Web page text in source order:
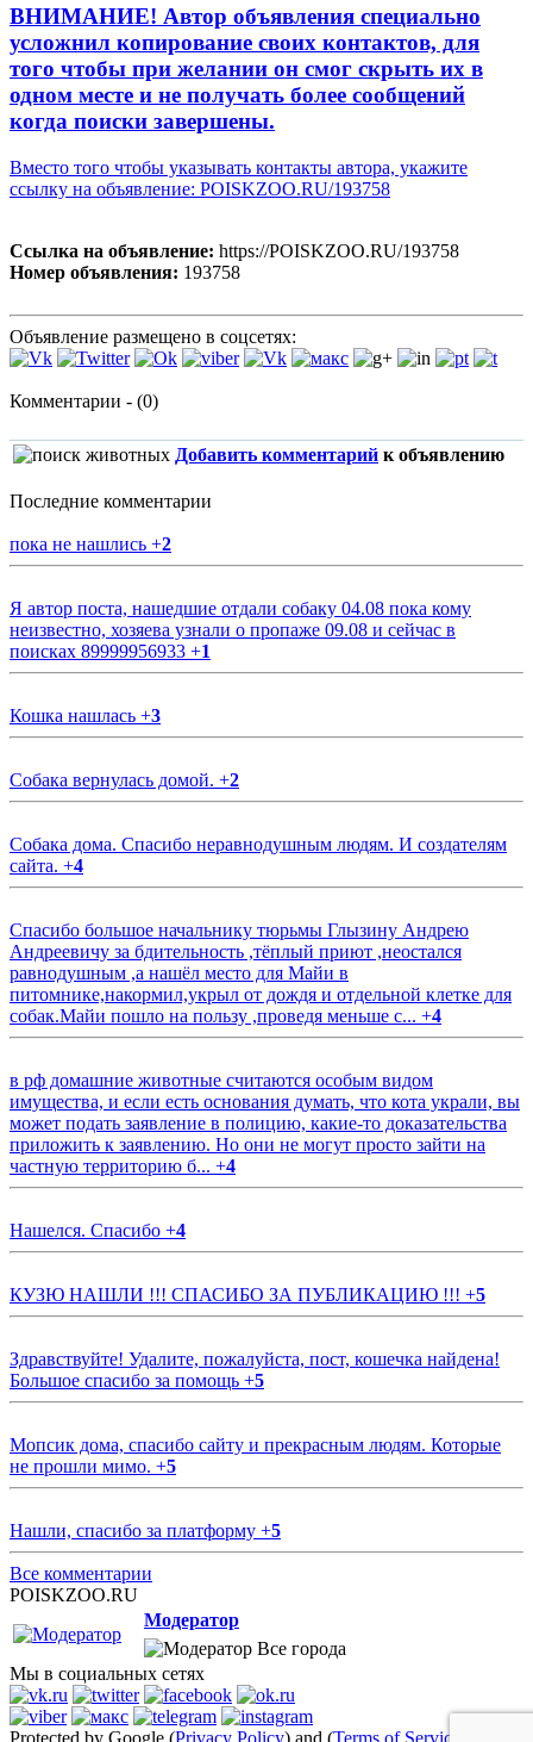
ВНИМАНИЕ! Автор объявления специально
усложнил копирование своих контактов, для
того чтобы при желании он смог скрыть их в
одном месте и не получать более сообщений
когда поиски завершены.
Вместо того чтобы указывать контакты автора, укажите
ссылку на объявление: POISKZOO.RU/193758
Ссылка на объявление: https://POISKZOO.RU/193758
Номер объявления: 193758
Объявление размещено в соцсетях:
Комментарии - (0)
Добавить комментарий к объявлению
Последние комментарии
пока не нашлись +2
Я автор поста, нашедшие отдали собаку 04.08 пока кому
неизвестно, хозяева узнали о пропаже 09.08 и сейчас в
поисках 89999956933 +1
Кошка нашлась +3
Собака вернулась домой. +2
Собака дома. Спасибо неравнодушным людям. И создателям
сайта. +4
Спасибо большое начальнику тюрьмы Глызину Андрею
Андреевичу за бдительность ,тёплый приют ,неостался
равнодушным ,а нашёл место для Майи в
питомнике,накормил,укрыл от дождя и отдельной клетке для
собак.Майи пошло на пользу ,проведя меньше с... +4
в рф домашние животные считаются особым видом
имущества, и если есть основания думать, что кота украли, вы
может подать заявление в полицию, какие-то доказательства
приложить к заявлению. Но они не могут просто зайти на
частную территорию б... +4
Нашелся. Спасибо +4
КУЗЮ НАШЛИ !!! СПАСИБО ЗА ПУБЛИКАЦИЮ !!! +5
Здравствуйте! Удалите, пожалуйста, пост, кошечка найдена!
Большое спасибо за помощь +5
Мопсик дома, спасибо сайту и прекрасным людям. Которые
не прошли мимо. +5
Нашли, спасибо за платформу +5
Все комментарии
POISKZOO.RU
Модератор
Все города
Мы в социальных сетях
Protected by Google (Privacy Policy) and (Terms of Service